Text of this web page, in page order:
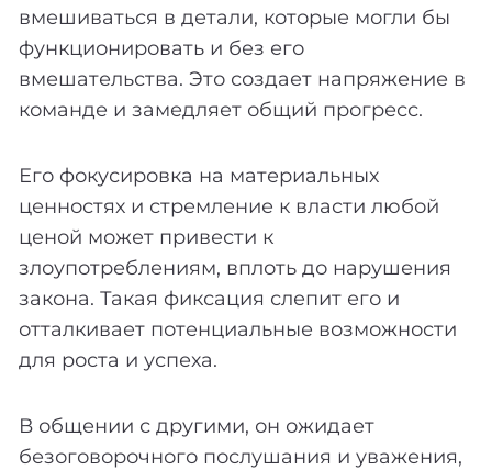
вмешиваться в детали, которые могли бы
функционировать и без его
вмешательства. Это создает напряжение в
команде и замедляет общий прогресс.
Его фокусировка на материальных
ценностях и стремление к власти любой
ценой может привести к
злоупотреблениям, вплоть до нарушения
закона. Такая фиксация слепит его и
отталкивает потенциальные возможности
для роста и успеха.
В общении с другими, он ожидает
безоговорочного послушания и уважения,